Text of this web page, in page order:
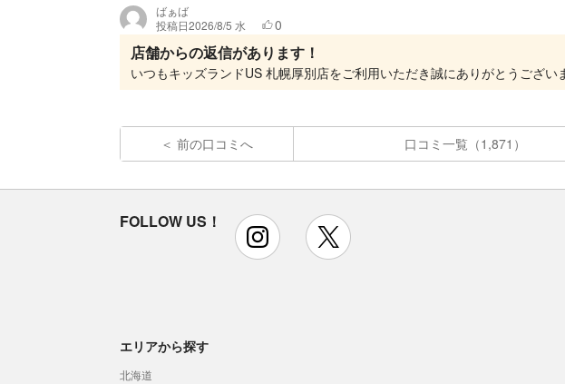
ばぁば
投稿日2026/8/5 水 0
店舗からの返信があります！
前の口コミへ 口コミ一覧（1,871）
FOLLOW US！ instagram
エリアから探す
北海道